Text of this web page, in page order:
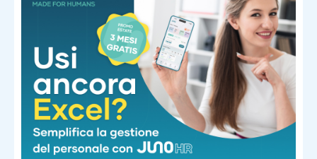
dalla Toscana
Morto a 86 anni nella sua casa
dell’Appennino pistoiese il
cantautore Francesco Guccini
dalla Toscana
Renzi in Versiliana: “Il problema non
sono le primarie. Ma Meloni che
vuole andare al Quirinale con
Vannacci premier e Salvini al
Viminale”